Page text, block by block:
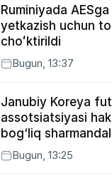
Ruminiyada
yetkazish uchun
choʻktirildi
Bugun, 13:37
Janubiy Koreya
assotsiatsiyasi
bog‘liq
bo‘yicha bayonot
Bugun, 13:25